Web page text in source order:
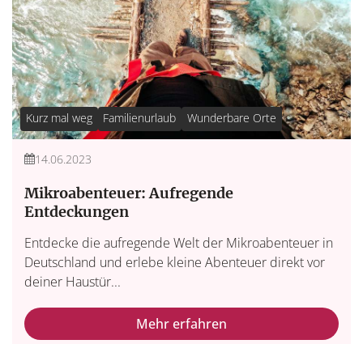
Kurz mal weg Familienurlaub Wunderbare Orte
14.06.2023
Mikroabenteuer: Aufregende
Entdeckungen
Entdecke die aufregende Welt der Mikroabenteuer in
Deutschland und erlebe kleine Abenteuer direkt vor
deiner Haustür...
Mehr erfahren